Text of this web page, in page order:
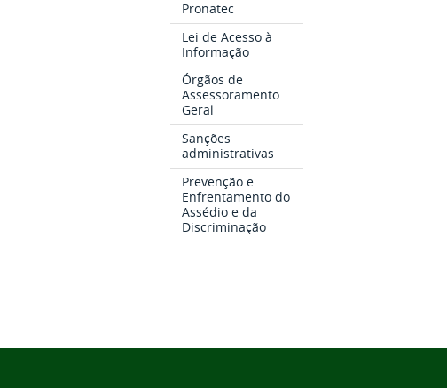
Pronatec
Lei de Acesso à
Informação
Órgãos de
Assessoramento
Geral
Sanções
administrativas
Prevenção e
Enfrentamento do
Assédio e da
Discriminação